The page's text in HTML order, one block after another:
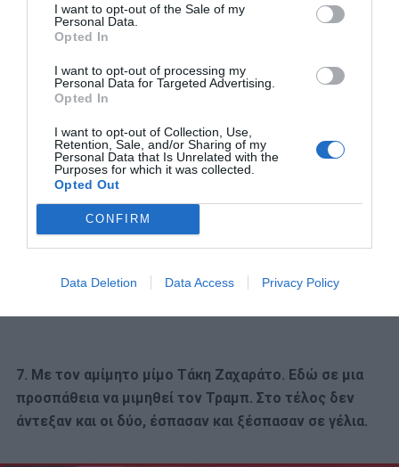
I want to opt-out of the Sale of my
Personal Data.
Opted In
I want to opt-out of processing my
Personal Data for Targeted Advertising.
Opted In
I want to opt-out of Collection, Use,
Retention, Sale, and/or Sharing of my
Personal Data that Is Unrelated with the
Purposes for which it was collected.
Opted Out
CONFIRM
Data Deletion Data Access Privacy Policy
7. Με τον αμίμητο μίμο Τάκη Ζαχαράτο. Εδώ σε μια
προσπάθεια να μιμηθεί τον Τραμπ. Στο τέλος δεν
άντεξαν και οι δύο, έσπασαν και ξέσπασαν σε γέλια.